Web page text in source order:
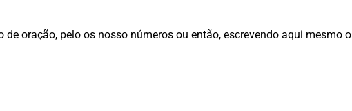
de oração, pelo os nosso números ou então, escrevendo aqui mesmo o